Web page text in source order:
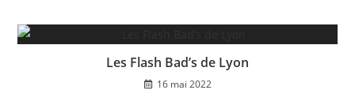
Les Flash Bad’s de Lyon
16 mai 2022